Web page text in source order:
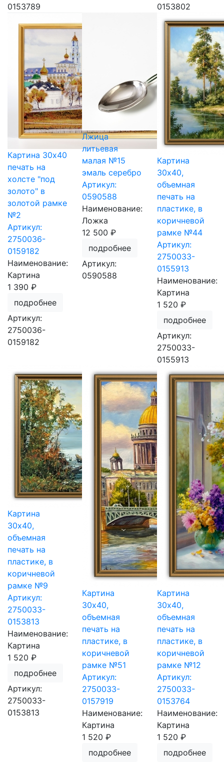
0153789
0153802
Картина 30х40
печать на
холсте "под
золото" в
золотой рамке
№2
Артикул:
2750036-
0159182
Наименование:
Картина
1 390 ₽
подробнее
Артикул:
2750036-
0159182
Лжица
литьевая
малая №15
эмаль серебро
Артикул:
0590588
Наименование:
Ложка
12 500 ₽
подробнее
Артикул:
0590588
Картина
30х40,
объемная
печать на
пластике, в
коричневой
рамке №44
Артикул:
2750033-
0155913
Наименование:
Картина
1 520 ₽
подробнее
Артикул:
2750033-
0155913
Картина
30х40,
объемная
печать на
пластике, в
коричневой
рамке №9
Артикул:
2750033-
0153813
Наименование:
Картина
1 520 ₽
подробнее
Артикул:
2750033-
0153813
Картина
30х40,
объемная
печать на
пластике, в
коричневой
рамке №51
Артикул:
2750033-
0157919
Наименование:
Картина
1 520 ₽
подробнее
Картина
30х40,
объемная
печать на
пластике, в
коричневой
рамке №12
Артикул:
2750033-
0153764
Наименование:
Картина
1 520 ₽
подробнее